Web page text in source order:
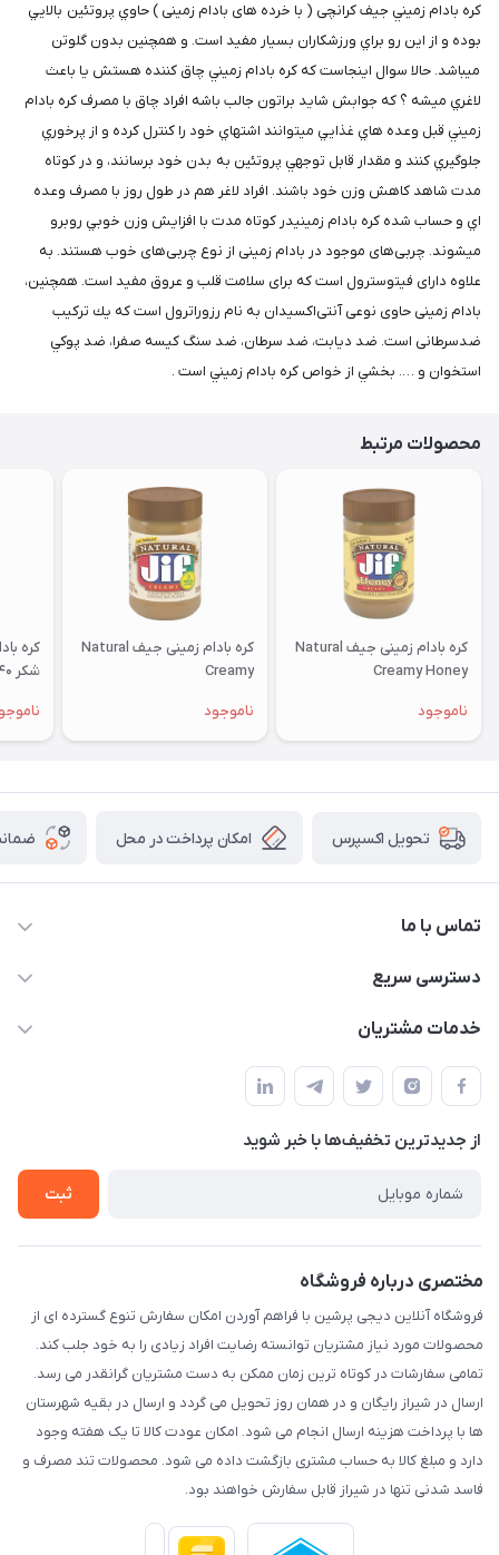
كره بادام زميني جیف کرانچی ( با خرده های بادام زمینی ) حاوي پروتئين بالايي
بوده و از اين رو براي ورزشكاران بسيار مفيد است. و همچنين بدون گلوتن
میباشد. حالا سوال اينجاست كه كره بادام زميني چاق كننده هستش يا باعث
لاغري ميشه ؟ كه جوابش شايد براتون جالب باشه افراد چاق با مصرف كره بادام
زميني قبل وعده هاي غذايي ميتوانند اشتهاي خود را كنترل كرده و از پرخوري
جلوگيري كنند و مقدار قابل توجهي پروتئين به بدن خود برسانند، و در كوتاه
مدت شاهد كاهش وزن خود باشند. افراد لاغر هم در طول روز با مصرف وعده
اي و حساب شده كره بادام زمينيدر كوتاه مدت با افزايش وزن خوبي روبرو
ميشوند. چربی‌های موجود در بادام‌ زمینی از نوع چربی‌های خوب هستند. به
علاوه دارای فیتوسترول است که برای سلامت قلب و عروق مفيد است. همچنين،
بادام ‌زمینی حاوی نوعی آنتی‌اکسیدان به نام رزوراترول است که يك ترکیب
ضدسرطانی است. ضد ديابت، ضد سرطان، ضد سنگ كيسه صفرا، ضد پوكي
استخوان و …. بخشي از خواص كره بادام زميني است .
محصولات مرتبط
کره بادام زمینی جیف Natural
Creamy Honey
ناموجود
کره بادام زمینی جیف Natural
Creamy
ناموجود
کره
شکر ۴۴۰ گرم
تحویل اکسپرس امکان پرداخت در محل
تماس با ما
09172138137
دسترسی سریع
حساب کاربری
لیست محصولات
درباره ما
خدمات مشتریان
قوانین و مقررات
حریم خصوصی
راهنما
از جدید‌ترین تخفیف‌ها با‌ خبر شوید
ثبت
مختصری درباره فروشگاه
فروشگاه آنلاین دیجی پرشین با فراهم آوردن امکان سفارش تنوع گسترده ای از
محصولات مورد نیاز مشتریان توانسته رضایت افراد زیادی را به خود جلب کند.
تمامی سفارشات در کوتاه ترین زمان ممکن به دست مشتریان گرانقدر می رسد.
ارسال در شیراز رایگان و در همان روز تحویل می گردد و ارسال در بقیه شهرستان
ها با پرداخت هزینه ارسال انجام می شود. امکان عودت کالا تا یک هفته وجود
دارد و مبلغ کالا به حساب مشتری بازگشت داده می شود. محصولات تند مصرف و
فاسد شدنی تنها در شیراز قابل سفارش خواهند بود.